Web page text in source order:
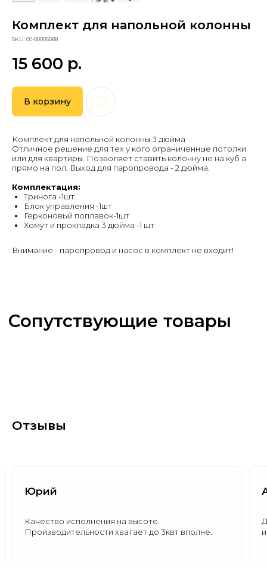
Комплект для напольной колонны
SKU:00-00005088
15 600 р.
В корзину
Комплект для напольной колонны 3 дюйма
Отличное решение для тех у кого ограниченные потолки
или для квартиры. Позволяет ставить колонну не на куб а
прямо на пол. Выход для паропровода - 2 дюйма.
Комплектация:
Тринога -1шт
Блок управления -1шт
Герконовый поплавок-1шт
Хомут и прокладка 3 дюйма -1 шт
Внимание - паропровод и насос в комплект не входит!
Сопутствующие товары
Отзывы
исполнения на высоте.
хватает до 3квт вполне.
Добавить
и
Полезные статьи Все